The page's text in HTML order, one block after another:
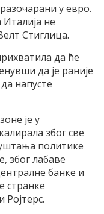
у евро.
Италија не
Стиглица.
да ће
да је раније
напусте
је у
због све
политике
због лабаве
банке и
странке